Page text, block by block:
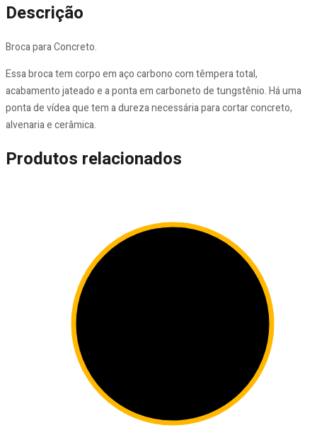
Descrição
Broca para Concreto.
Essa broca tem corpo em aço carbono com têmpera total,
acabamento jateado e a ponta em carboneto de tungstênio. Há uma
ponta de vídea que tem a dureza necessária para cortar concreto,
alvenaria e cerâmica.
Produtos relacionados